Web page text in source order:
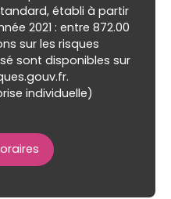
établi à partir
2021 : entre 872.00
sur les risques
sont disponibles sur
individuelle)